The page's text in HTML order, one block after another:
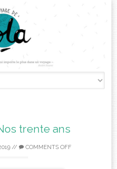
to
trente ans
// COMMENTS OFF